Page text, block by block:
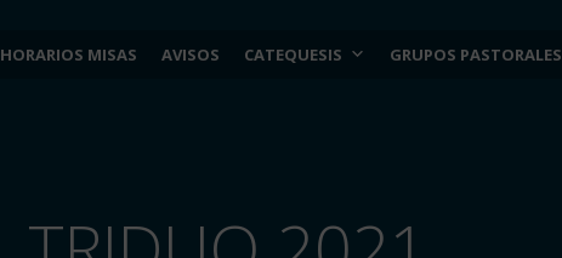
HORARIOS MISAS AVISOS CATEQUESIS GRUPOS PASTORALES